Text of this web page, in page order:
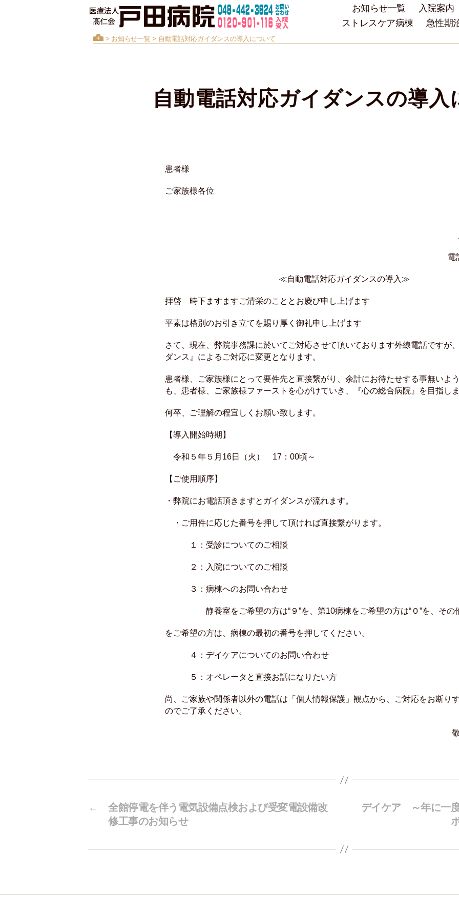
お知らせ一覧
入院案内
ストレスケア病棟
急性期
> お知らせ一覧 > 自動電話対応ガイダンスの導入について
自動電話対応ガイダンスの導入
患者様
ご家族様各位
電話：048-442-
≪自動電話対応ガイダンスの導入≫
拝啓 時下ますますご清栄のこととお慶び申し上げます
平素は格別のお引き立てを賜り厚く御礼申し上げます
さて、現在、弊院事務課に於いてご対応させて頂いております外線電話ですが
ダンス』によるご対応に変更となります。
患者様、ご家族様にとって要件先と直接繋がり、余計にお待たせする事無いよ
も、患者様、ご家族様ファーストを心がけていき、『心の総合病院』を目指し
何卒、ご理解の程宜しくお願い致します。
【導入開始時期】
令和５年５月16日（火） 17：00頃～
【ご使用順序】
・弊院にお電話頂きますとガイダンスが流れます。
・ご用件に応じた番号を押して頂ければ直接繋がります。
１：受診についてのご相談
２：入院についてのご相談
３：病棟へのお問い合わせ
静養室をご希望の方は“９”を、第10病棟をご希望の方は“０”を、その
をご希望の方は、病棟の最初の番号を押してください。
４：デイケアについてのお問い合わせ
５：オペレータと直接お話になりたい方
尚、ご家族や関係者以外の電話は「個人情報保護」観点から、ご対応をお断り
のでご了承ください。
敬
←
全館停電を伴う電気設備点検および受変電設備改
修工事のお知らせ
デイケア ～年に一